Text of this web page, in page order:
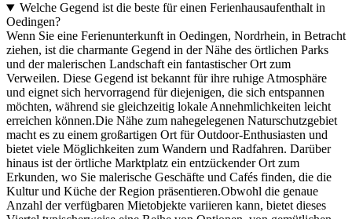
Welche Gegend ist die beste für einen Ferienhausaufenthalt in
Oedingen?
Wenn Sie eine Ferienunterkunft in Oedingen, Nordrhein, in Betracht
ziehen, ist die charmante Gegend in der Nähe des örtlichen Parks
und der malerischen Landschaft ein fantastischer Ort zum
Verweilen. Diese Gegend ist bekannt für ihre ruhige Atmosphäre
und eignet sich hervorragend für diejenigen, die sich entspannen
möchten, während sie gleichzeitig lokale Annehmlichkeiten leicht
erreichen können.Die Nähe zum nahegelegenen Naturschutzgebiet
macht es zu einem großartigen Ort für Outdoor-Enthusiasten und
bietet viele Möglichkeiten zum Wandern und Radfahren. Darüber
hinaus ist der örtliche Marktplatz ein entzückender Ort zum
Erkunden, wo Sie malerische Geschäfte und Cafés finden, die die
Kultur und Küche der Region präsentieren.Obwohl die genaue
Anzahl der verfügbaren Mietobjekte variieren kann, bietet dieses